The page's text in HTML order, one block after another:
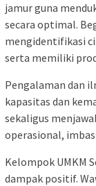
jamur guna
secara optimal.
mengidentifikasi
serta memiliki
Pengalaman dan
kapasitas dan
sekaligus
operasional,
Kelompok UMKM
dampak positif.